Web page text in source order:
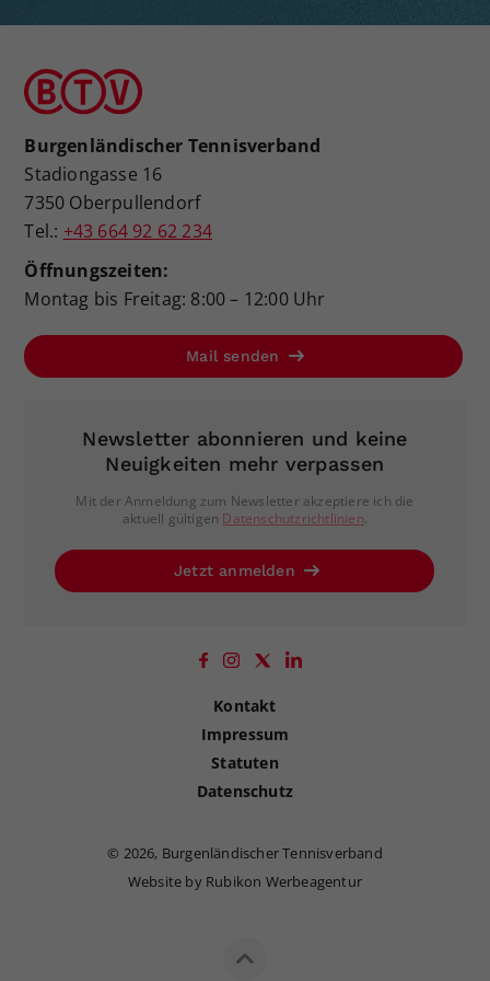
Burgenländischer Tennisverband
Stadiongasse 16
7350 Oberpullendorf
Tel.: +43 664 92 62 234
Öffnungszeiten:
Montag bis Freitag: 8:00 – 12:00 Uhr
Mail senden
Newsletter abonnieren und keine
Neuigkeiten mehr verpassen
Mit der Anmeldung zum Newsletter akzeptiere ich die
aktuell gültigen Datenschutzrichtlinien.
Jetzt anmelden
Kontakt
Impressum
Statuten
Datenschutz
© 2026, Burgenländischer Tennisverband
Website by Rubikon Werbeagentur